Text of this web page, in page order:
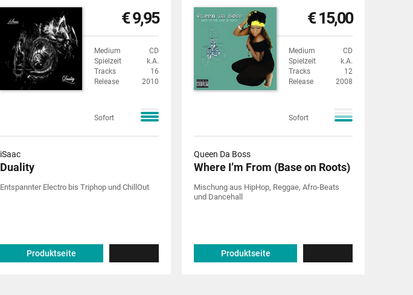
€ 9,95
Medium
CD
Spielzeit
k.A.
Tracks
16
Release
2010
Sofort
iSaac
Duality
Entspannter Electro bis Triphop und ChillOut
Produktseite
€ 15,00
Medium
CD
Spielzeit
k.A.
Tracks
12
Release
2008
Sofort
Queen Da Boss
Where I’m From (Base on Roots)
Mischung aus HipHop, Reggae, Afro-Beats
und Dancehall
Produktseite